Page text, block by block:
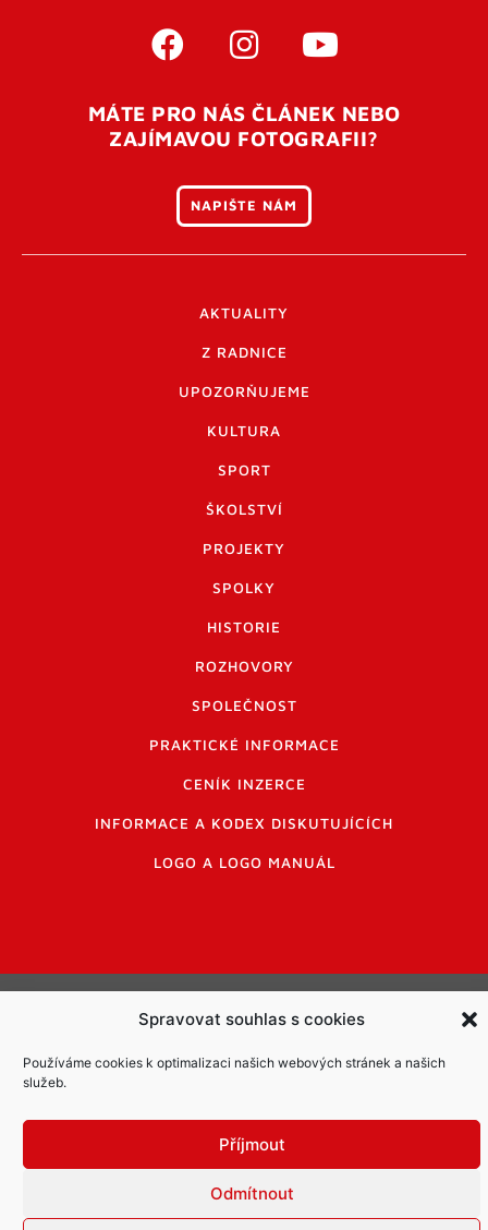
Spravovat souhlas s cookies
Používáme cookies k optimalizaci našich webových stránek a našich
služeb.
Příjmout
Odmítnout
MÁTE PRO NÁS ČLÁNEK NEBO
ZAJÍMAVOU FOTOGRAFII?
NAPIŠTE NÁM
AKTUALITY
Z RADNICE
UPOZORŇUJEME
KULTURA
SPORT
ŠKOLSTVÍ
PROJEKTY
SPOLKY
HISTORIE
ROZHOVORY
SPOLEČNOST
PRAKTICKÉ INFORMACE
CENÍK INZERCE
INFORMACE A KODEX DISKUTUJÍCÍCH
LOGO A LOGO MANUÁL
© Město Mníšek pod Brdy